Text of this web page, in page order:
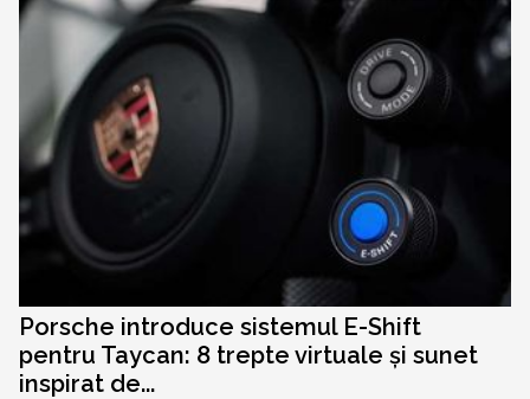
Porsche introduce sistemul E-Shift
pentru Taycan: 8 trepte virtuale și sunet
inspirat de...